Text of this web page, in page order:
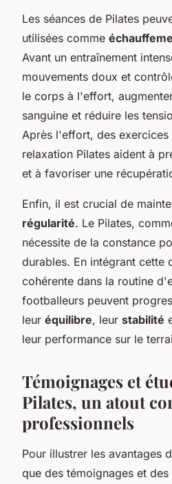
Les séances de Pilates
utilisées comme
Avant un entraînement
mouvements doux et
le corps à l'effort,
sanguine et réduire les
Après l'effort, des
relaxation Pilates aident à
et à favoriser une
Enfin, il est crucial de
régularité. Le Pilates,
nécessite de la constance
durables. En intégrant cette
cohérente dans la routine
footballeurs peuvent
leur équilibre, leur stabilité
leur performance sur le
Témoignages et
Pilates, un atout
professionnels
Pour illustrer les avantages
que des témoignages et